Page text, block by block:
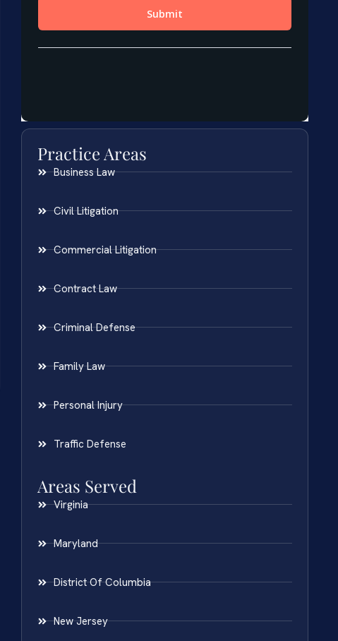
Practice Areas
Business Law
Civil Litigation
Commercial Litigation
Contract Law
Criminal Defense
Family Law
Personal Injury
Traffic Defense
Areas Served
Virginia
Maryland
District Of Columbia
New Jersey